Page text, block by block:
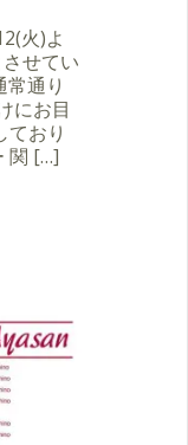
火)よ
せてい
通り
にお目
ており
関 […]